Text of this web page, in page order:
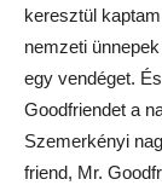
keresztül
nemzeti
egy vendéget.
Goodfriendet a
Szemerkényi
friend, Mr.